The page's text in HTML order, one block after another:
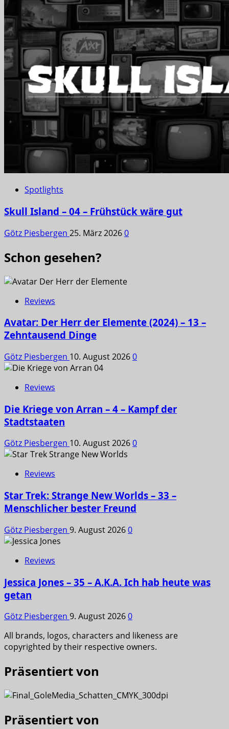
Spotlights
Skull Island – 04 – Frühstück wäre gut
Götz Piesbergen 25. März 20260
Schon gesehen?
Reviews
Avatar: Der Herr der Elemente (2024) – 13 –
Zehntausend Dinge
Götz Piesbergen 10. August 20260
Reviews
Die Kriege von Arran – 4 – Kampf der
Stadtstaaten
Götz Piesbergen 10. August 20260
Reviews
Star Trek: Strange New Worlds – 33 –
Menschlicher bester Freund
Götz Piesbergen 9. August 20260
Reviews
Jessica Jones – 35 – A.K.A. Ich hab heute was
getan
Götz Piesbergen 9. August 20260
All brands, logos, characters and likeness are
copyrighted by their respective owners.
Präsentiert von
Präsentiert von